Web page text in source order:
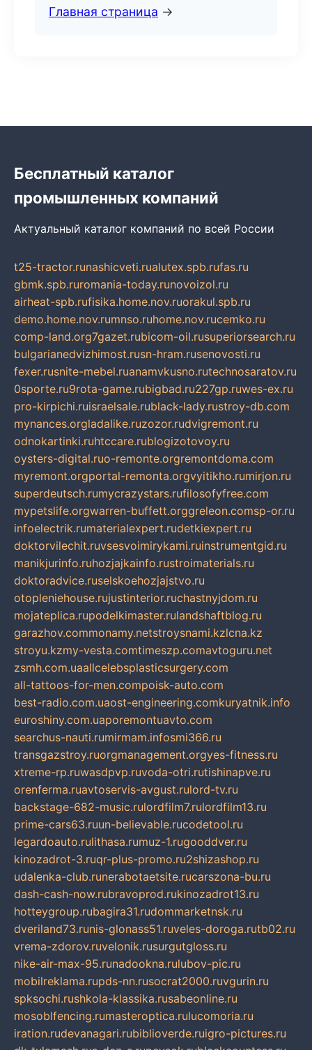
Главная страница →
Бесплатный каталог
промышленных компаний
Актуальный каталог компаний по всей России
t25-tractor.runashicveti.rualutex.spb.rufas.ru
gbmk.spb.ruromania-today.runovoizol.ru
airheat-spb.rufisika.home.nov.ruorakul.spb.ru
demo.home.nov.rumnso.ruhome.nov.rucemko.ru
comp-land.org7gazet.rubicom-oil.rusuperiorsearch.ru
bulgarianedvizhimost.rusn-hram.rusenovosti.ru
fexer.rusnite-mebel.ruanamvkusno.rutechnosaratov.ru
0sporte.ru9rota-game.rubigbad.ru227gp.ruwes-ex.ru
pro-kirpichi.ruisraelsale.rublack-lady.rustroy-db.com
mynances.orgladalike.ruzozor.rudvigremont.ru
odnokartinki.ruhtccare.rublogizotovoy.ru
oysters-digital.ruo-remonte.orgremontdoma.com
myremont.orgportal-remonta.orgvyitikho.rumirjon.ru
superdeutsch.rumycrazystars.rufilosofyfree.com
mypetslife.orgwarren-buffett.orggreleon.comsp-or.ru
infoelectrik.rumaterialexpert.rudetkiexpert.ru
doktorvilechit.ruvsesvoimirykami.ruinstrumentgid.ru
manikjurinfo.ruhozjajkainfo.rustroimaterials.ru
doktoradvice.ruselskoehozjajstvo.ru
otopleniehouse.rujustinterior.ruchastnyjdom.ru
mojateplica.rupodelkimaster.rulandshaftblog.ru
garazhov.commonamy.netstroysnami.kzlcna.kz
stroyu.kzmy-vesta.comtimeszp.comavtoguru.net
zsmh.com.uaallcelebsplasticsurgery.com
all-tattoos-for-men.compoisk-auto.com
best-radio.com.uaost-engineering.comkuryatnik.info
euroshiny.com.uaporemontuavto.com
searchus-nauti.rumirmam.infosmi366.ru
transgazstroy.ruorgmanagement.orgyes-fitness.ru
xtreme-rp.ruwasdpvp.ruvoda-otri.rutishinapve.ru
orenferma.ruavtoservis-avgust.rulord-tv.ru
backstage-682-music.rulordfilm7.rulordfilm13.ru
prime-cars63.ruun-believable.rucodetool.ru
legardoauto.rulithasa.rumuz-1.rugooddver.ru
kinozadrot-3.ruqr-plus-promo.ru2shizashop.ru
udalenka-club.runerabotaetsite.rucarszona-bu.ru
dash-cash-now.rubravoprod.rukinozadrot13.ru
hotteygroup.rubagira31.rudommarketnsk.ru
dveriland73.runis-glonass51.ruveles-doroga.rutb02.ru
vrema-zdorov.ruvelonik.rusurgutgloss.ru
nike-air-max-95.runadookna.rulubov-pic.ru
mobilreklama.rupds-nn.rusocrat2000.ruvgurin.ru
spksochi.rushkola-klassika.rusabeonline.ru
mosoblfencing.rumasteroptica.rulucomoria.ru
iration.rudevanagari.rubiblioverde.ruigro-pictures.ru